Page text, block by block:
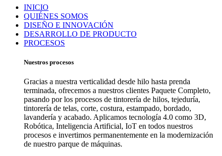
INICIO
QUIÉNES SOMOS
DISEÑO E INNOVACIÓN
DESARROLLO DE PRODUCTO
PROCESOS
Nuestros procesos
Gracias a nuestra verticalidad desde hilo hasta prenda
terminada, ofrecemos a nuestros clientes Paquete Completo,
pasando por los procesos de tintorería de hilos, tejeduría,
tintorería de telas, corte, costura, estampado, bordado,
lavandería y acabado. Aplicamos tecnología 4.0 como 3D,
Robótica, Inteligencia Artificial, IoT en todos nuestros
procesos e invertimos permanentemente en la modernización
de nuestro parque de máquinas.